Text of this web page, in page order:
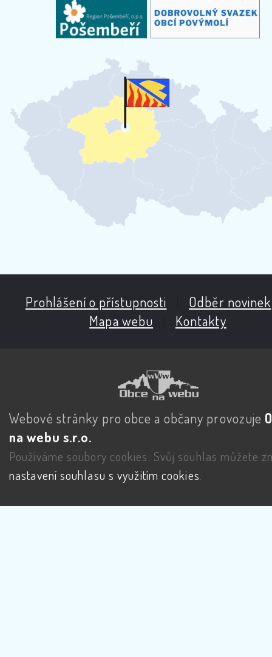
Prohlášení o přístupnosti Odběr novinek
Mapa webu
Kontakty
Webové stránky pro obce a občany provozuje
na webu s.r.o.
Používáme soubory cookies. Svůj souhlas můžete
nastavení souhlasu s využitím cookies.